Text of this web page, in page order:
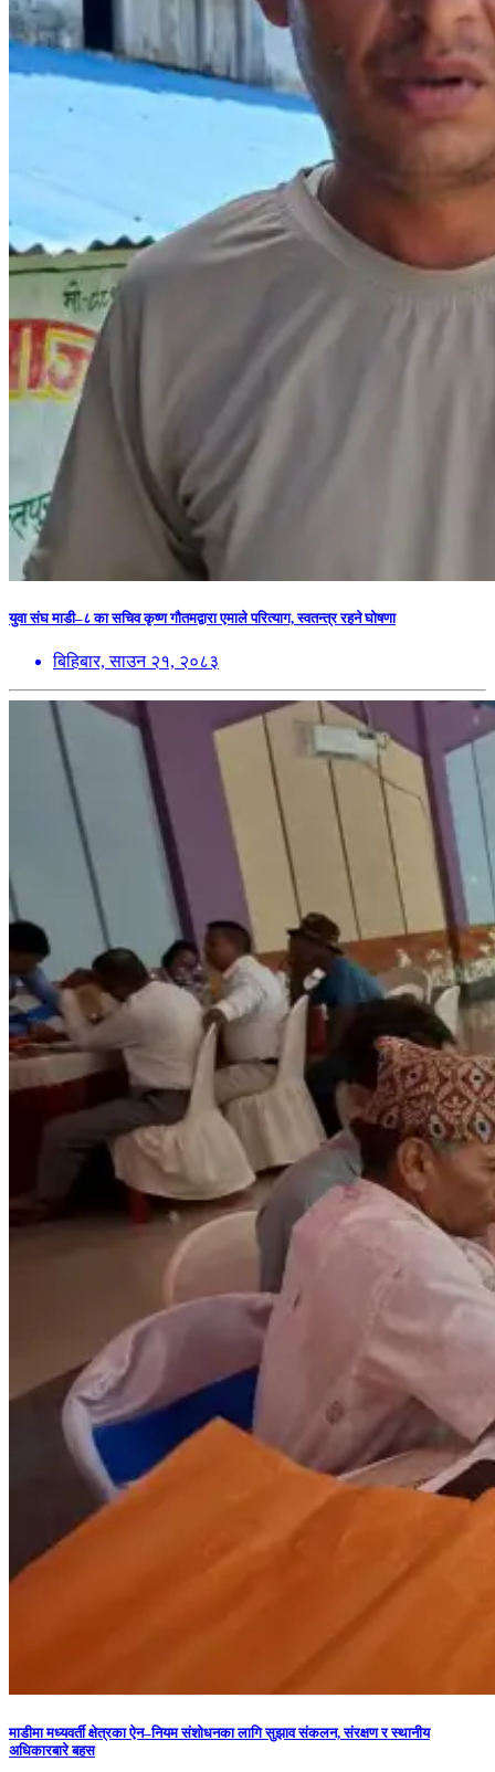
युवा संघ माडी–८ का सचिव कृष्ण गौतमद्वारा एमाले परित्याग, स्वतन्त्र रहने घोषणा
बिहिबार, साउन २१, २०८३
माडीमा मध्यवर्ती क्षेत्रका ऐन–नियम संशोधनका लागि सुझाव संकलन, संरक्षण र स्थानीय
अधिकारबारे बहस